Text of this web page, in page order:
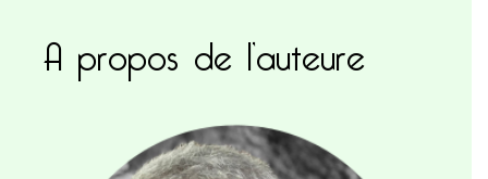
A propos de l’auteure